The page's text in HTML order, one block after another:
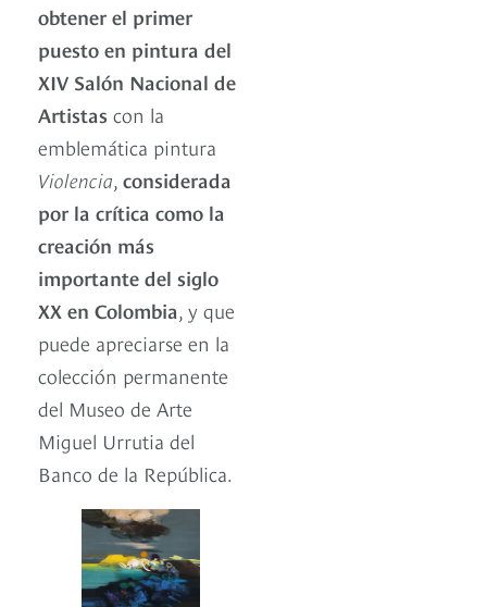
obtener el primer
puesto en pintura del
XIV Salón Nacional de
Artistas con la
emblemática pintura
Violencia, considerada
por la crítica como la
creación más
importante del siglo
XX en Colombia, y que
puede apreciarse en la
colección permanente
del Museo de Arte
Miguel Urrutia del
Banco de la República.